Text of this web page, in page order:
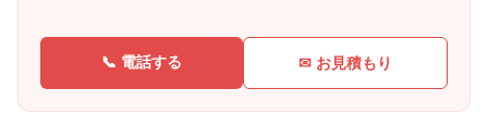
📞 電話する ✉ お見積もり